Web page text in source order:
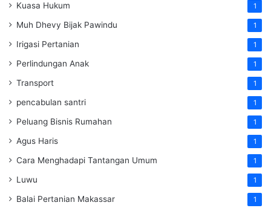
Kuasa Hukum 1
Muh Dhevy Bijak Pawindu 1
Irigasi Pertanian 1
Perlindungan Anak 1
Transport 1
pencabulan santri 1
Peluang Bisnis Rumahan 1
Agus Haris 1
Cara Menghadapi Tantangan Umum 1
Luwu 1
Balai Pertanian Makassar 1